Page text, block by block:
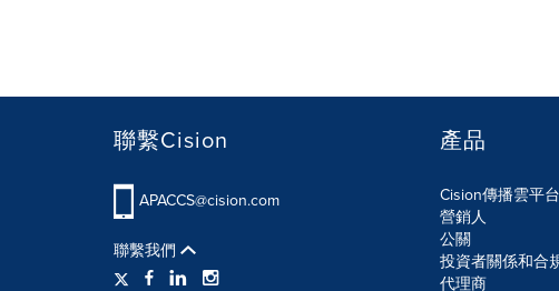
聯繫Cision
APACCS@cision.com
聯繫我們
產品
Cision傳播雲平台
營銷人
公關
投資者關係和合
代理商